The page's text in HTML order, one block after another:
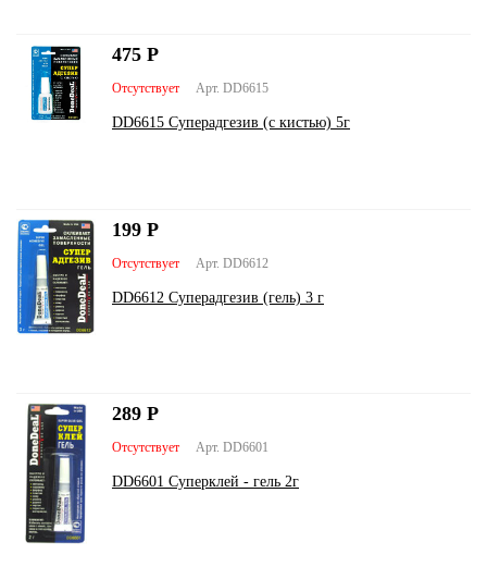
Арт. DD6615
Отсутствует
DD6615 Суперадгезив (с кистью) 5г
475 Р
Арт. DD6612
Отсутствует
DD6612 Суперадгезив (гель) 3 г
199 Р
Арт. DD6601
Отсутствует
DD6601 Суперклей - гель 2г
289 Р